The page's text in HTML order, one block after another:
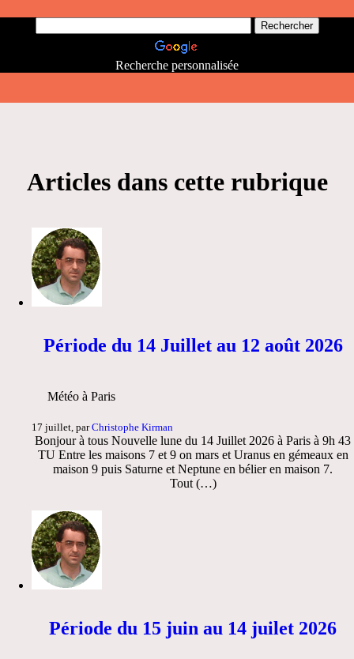
Recherche personnalisée
Articles dans cette rubrique
Période du 14 Juillet au 12 août 2026
Météo à Paris
17 juillet, parChristophe Kirman
Bonjour à tous Nouvelle lune du 14 Juillet 2026 à Paris à 9h 43
TU Entre les maisons 7 et 9 on mars et Uranus en gémeaux en
maison 9 puis Saturne et Neptune en bélier en maison 7.
Tout (…)
Période du 15 juin au 14 juilet 2026